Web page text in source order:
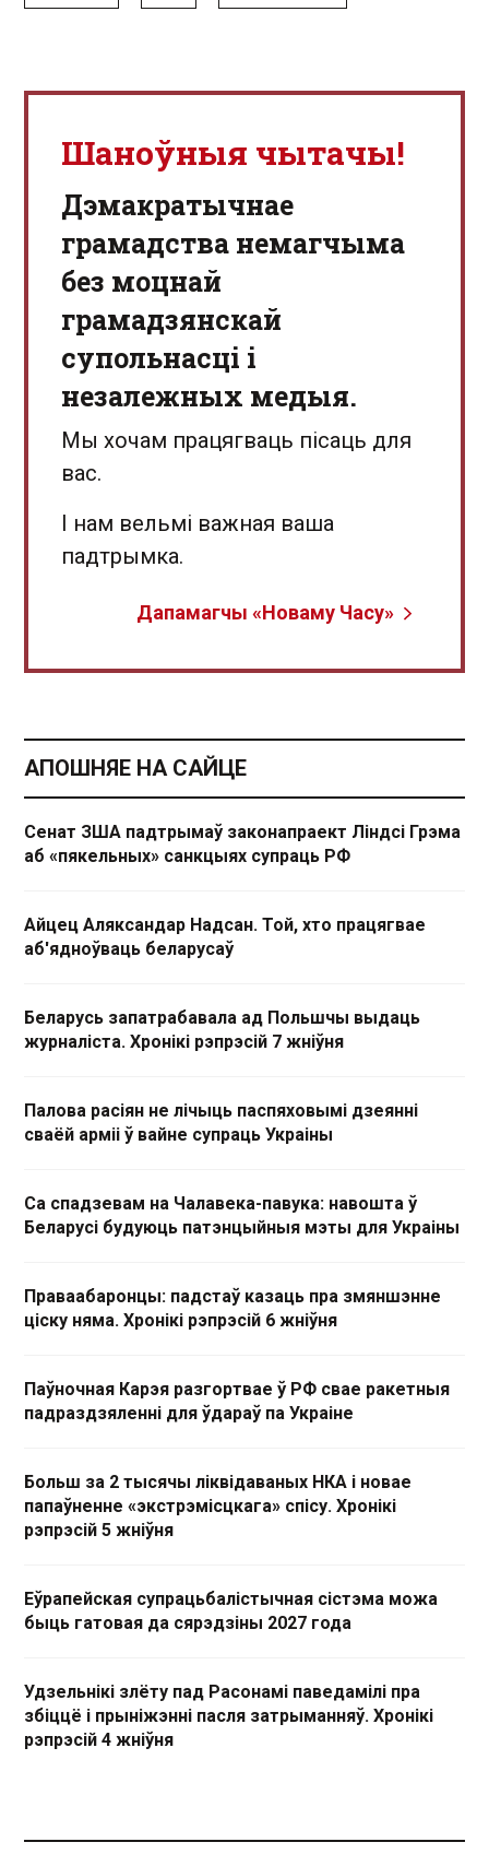
Шаноўныя чытачы!
Дэмакратычнае
грамадства немагчыма
без моцнай
грамадзянскай
супольнасці і
незалежных медыя.
Мы хочам працягваць пісаць для
вас.
І нам вельмі важная ваша
падтрымка.
Дапамагчы «Новаму Часу»
АПОШНЯЕ НА САЙЦЕ
Сенат ЗША падтрымаў законапраект Ліндсі Грэма
аб «пякельных» санкцыях супраць РФ
Айцец Аляксандар Надсан. Той, хто працягвае
аб'ядноўваць беларусаў
Беларусь запатрабавала ад Польшчы выдаць
журналіста. Хронікі рэпрэсій 7 жніўня
Палова расіян не лічыць паспяховымі дзеянні
сваёй арміі ў вайне супраць Украіны
Са спадзевам на Чалавека-павука: навошта ў
Беларусі будуюць патэнцыйныя мэты для Украіны
Праваабаронцы: падстаў казаць пра змяншэнне
ціску няма. Хронікі рэпрэсій 6 жніўня
Паўночная Карэя разгортвае ў РФ свае ракетныя
падраздзяленні для ўдараў па Украіне
Больш за 2 тысячы ліквідаваных НКА і новае
папаўненне «экстрэмісцкага» спісу. Хронікі
рэпрэсій 5 жніўня
Еўрапейская супрацьбалістычная сістэма можа
быць гатовая да сярэдзіны 2027 года
Удзельнікі злёту пад Расонамі паведамілі пра
збіццё і прыніжэнні пасля затрыманняў. Хронікі
рэпрэсій 4 жніўня